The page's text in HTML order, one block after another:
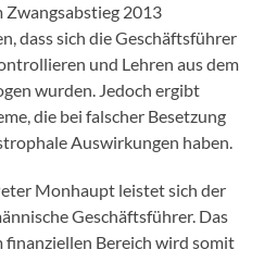
Zwangsabstieg 2013
dass sich die Geschäftsführer
und Lehren aus dem
wurden. Jedoch ergibt
die bei falscher Besetzung
Auswirkungen haben.
Monhaupt leistet sich der
Geschäftsführer. Das
finanziellen Bereich wird somit